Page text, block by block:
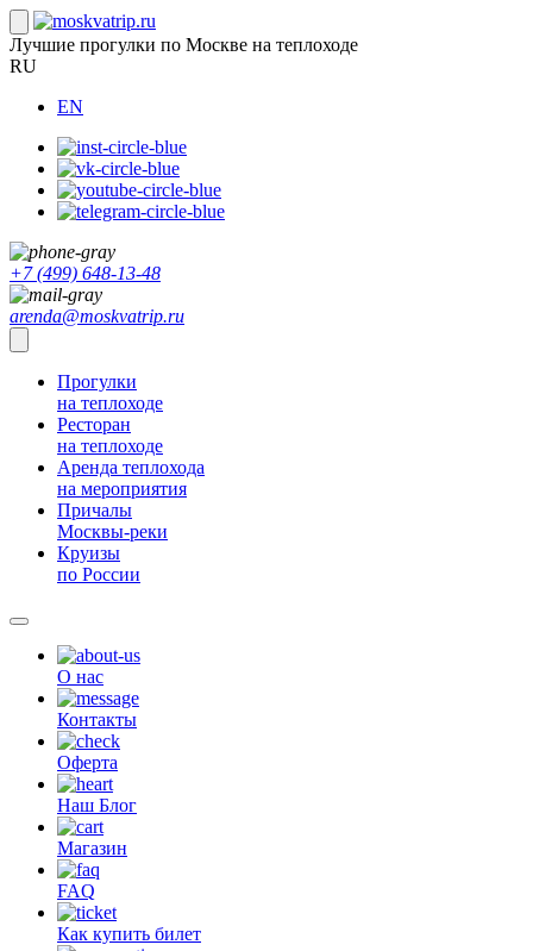
Лучшие прогулки по Москве на теплоходе
RU
EN
+7 (499) 648-13-48
arenda@moskvatrip.ru
Прогулки
на теплоходе
Ресторан
на теплоходе
Аренда теплохода
на мероприятия
Причалы
Москвы-реки
Круизы
по России
О нас
Контакты
Оферта
Наш Блог
Магазин
FAQ
Как купить билет